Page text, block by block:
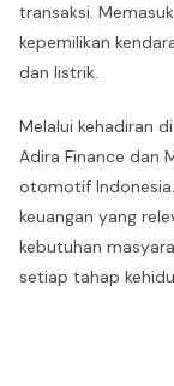
transaksi.
kepemilikan
dan listrik.
Melalui kehadiran
Adira Finance dan
otomotif
keuangan yang
kebutuhan
setiap tahap